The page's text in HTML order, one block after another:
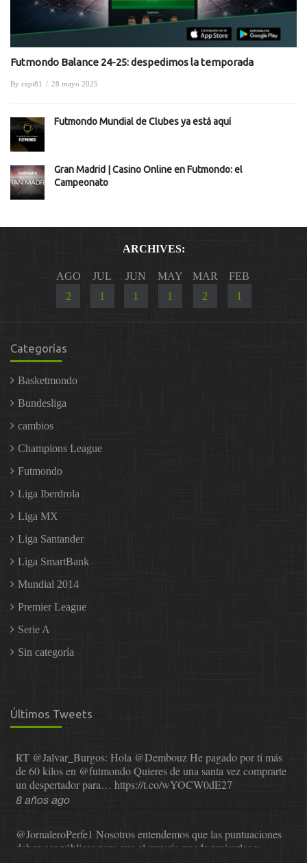
Futmondo Balance 24-25: despedimos la temporada
By capi81 / 28 mayo 2025
Futmondo Mundial de Clubes ya está aquí
Gran Madrid | Casino Online en Futmondo: el
Campeonato
ARCHIVES:
AGO
2
JUL
1
JUN
1
MAY
1
MAR
2
FEB
1
Categorías
Basketmondo
Bundesliga
cambios
Champions League
Futmondo
Liga Iberdrola
Liga MX
Liga Santander
Liga SmartBank
Mundial 2014
Premier League
Serie A
Sin categoría
Últimos Tweets
RT @Jalvar_Burgos: Hola @DembouzHe pagado por ti más
de 60 kilos en @futmondoQuieres de una santa vez comprarte
un despertador para… https://t.co/wYOCW0dE27
8 años ago
@JornaleroPerfe1 Nosotros entendemos que las puntuaciones
deben ser públicas para que el usuario pueda revisarlas y…